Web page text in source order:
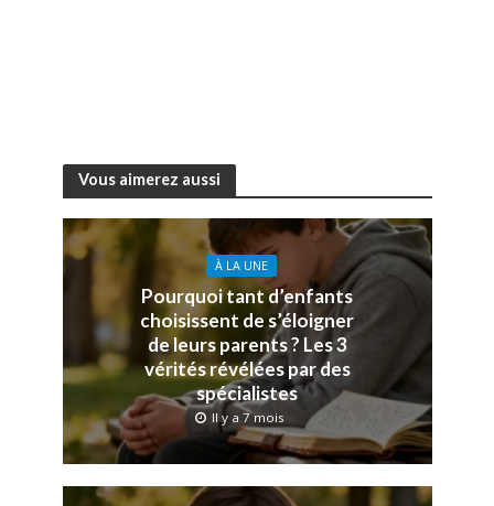
Vous aimerez aussi
À LA UNE
Pourquoi tant d’enfants
choisissent de s’éloigner
de leurs parents ? Les 3
vérités révélées par des
spécialistes
Il y a 7 mois